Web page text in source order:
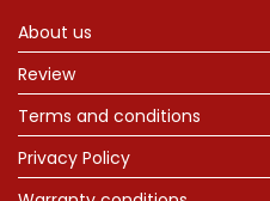
About us
Review
Terms and conditions
Privacy Policy